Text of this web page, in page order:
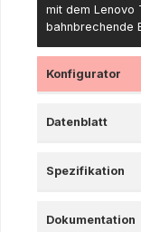
mit dem Lenovo
bahnbrechende
Konfigurator
Datenblatt
Spezifikation
Dokumentation